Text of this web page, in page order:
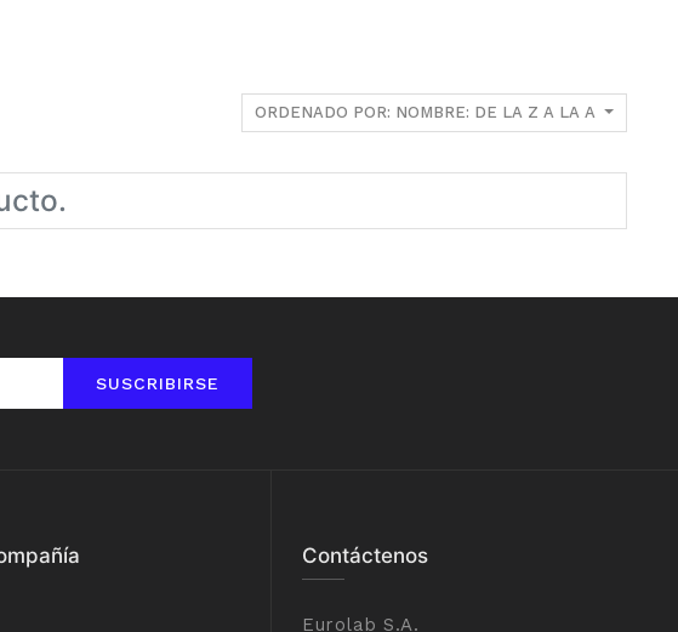
ORDENADO POR: NOMBRE: DE LA Z A LA A
SUSCRIBIRSE
Contáctenos
Eurolab S.A.